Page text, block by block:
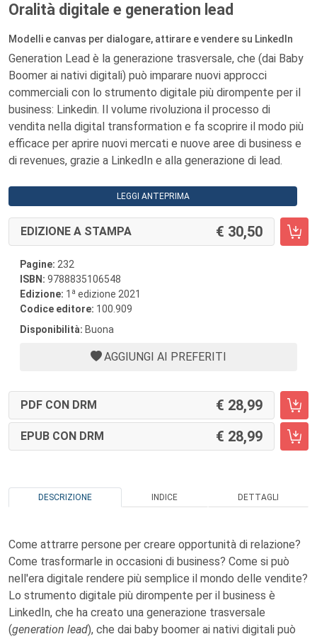
Oralità digitale e generation lead
Modelli e canvas per dialogare, attirare e vendere su LinkedIn
Generation Lead è la generazione trasversale, che (dai Baby
Boomer ai nativi digitali) può imparare nuovi approcci
commerciali con lo strumento digitale più dirompente per il
business: Linkedin. Il volume rivoluziona il processo di
vendita nella digital transformation e fa scoprire il modo più
efficace per aprire nuovi mercati e nuove aree di business e
di revenues, grazie a LinkedIn e alla generazione di lead.
LEGGI ANTEPRIMA
EDIZIONE A STAMPA 30,50
Pagine: 232
ISBN: 9788835106548
Edizione: 1 a edizione 2021
Codice editore: 100.909
Disponibilità: Buona
AGGIUNGI AI PREFERITI
PDF CON DRM 28,99
EPUB CON DRM 28,99
DESCRIZIONE INDICE DETTAGLI
Come attrarre persone per creare opportunità di relazione?
Come trasformarle in occasioni di business? Come si può
nell'era digitale rendere più semplice il mondo delle vendite?
Lo strumento digitale più dirompente per il business è
LinkedIn, che ha creato una generazione trasversale
(generation lead), che dai baby boomer ai nativi digitali può